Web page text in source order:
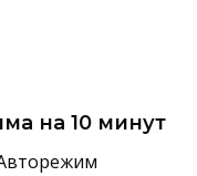
на 10 минут